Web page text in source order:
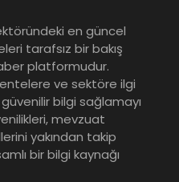
en güncel
tarafsız bir bakış
platformudur.
ve sektöre ilgi
bilgi sağlamayı
mevzuat
yakından takip
bir bilgi kaynağı